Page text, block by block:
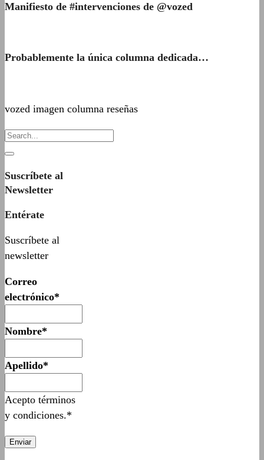
Manifiesto de #intervenciones de @vozed
Probablemente la única columna dedicada…
vozed imagen columna reseñas
Suscríbete al
Newsletter
Entérate
Suscríbete al
newsletter
Correo
electrónico*
Nombre*
Apellido*
Acepto términos
y condiciones.*